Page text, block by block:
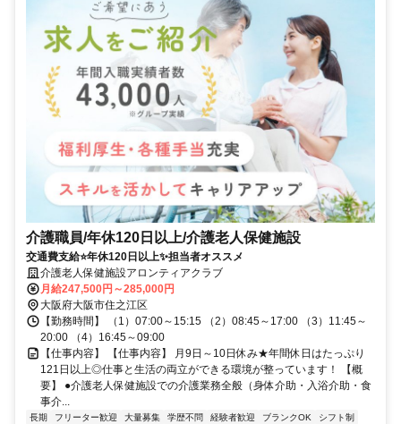
介護職員/年休120日以上/介護老人保健施設
交通費支給⭐️年休120日以上✨担当者オススメ
介護老人保健施設アロンティアクラブ
月給247,500円～285,000円
大阪府大阪市住之江区
【勤務時間】 （1）07:00～15:15 （2）08:45～17:00 （3）11:45～
20:00 （4）16:45～09:00
【仕事内容】 【仕事内容】 月9日～10日休み★年間休日はたっぷり
121日以上◎仕事と生活の両立ができる環境が整っています！ 【概
要】 ●介護老人保健施設での介護業務全般（身体介助・入浴介助・食
事介...
長期 フリーター歓迎 大量募集 学歴不問 経験者歓迎 ブランクOK
シフト制